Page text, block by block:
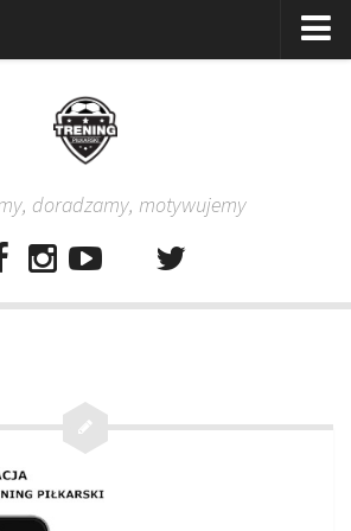
Training – Trening Piłkarski
“Piłkarski W-F w domu”
doradzamy, motywujemy